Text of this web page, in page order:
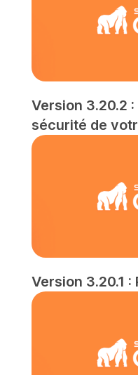
Version 3.20.2
sécurité de
Version 3.20.1